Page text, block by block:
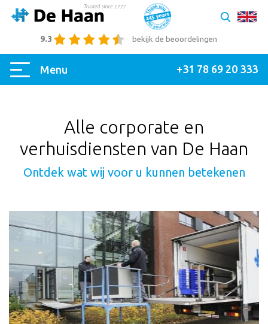
bekijk de beoordelingen
9.3
Menu +31 78 69 20 333
Alle corporate en
verhuisdiensten van De Haan
Ontdek wat wij voor u kunnen betekenen